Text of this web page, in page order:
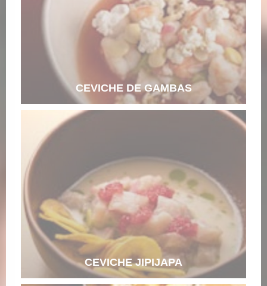
CEVICHE DE GAMBAS
CEVICHE JIPIJAPA